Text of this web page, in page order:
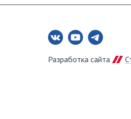
Разработка сайта